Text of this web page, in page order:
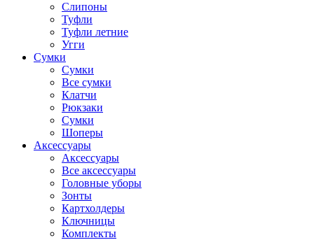
Слипоны
Туфли
Туфли летние
Угги
Сумки
Сумки
Все сумки
Клатчи
Рюкзаки
Сумки
Шоперы
Аксессуары
Аксессуары
Все аксессуары
Головные уборы
Зонты
Картхолдеры
Ключницы
Комплекты